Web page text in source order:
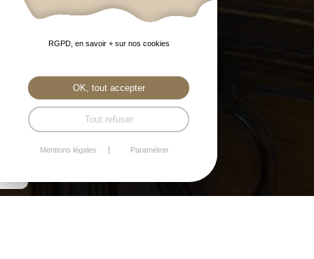
RGPD, en savoir + sur nos cookies
OK, tout accepter
Tout refuser
Mentions légales Paramétrer